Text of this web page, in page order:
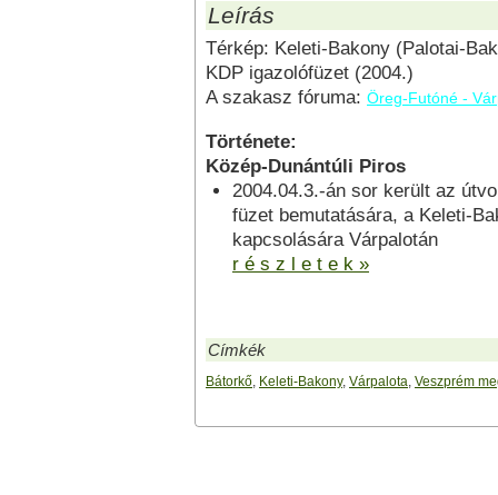
Leírás
Térkép: Keleti-Bakony (Palotai-
KDP igazolófüzet (2004.)
A szakasz fóruma: Öreg-Futóné -
Története:
Közép-Dunántúli Piros
2004.04.3.-án sor került az
füzet bemutatására, a Keleti-
kapcsolására Várpalotán
r é s z l e t e k »
Címkék
Bátorkő, Keleti-Bakony, Várpalota, Veszprém